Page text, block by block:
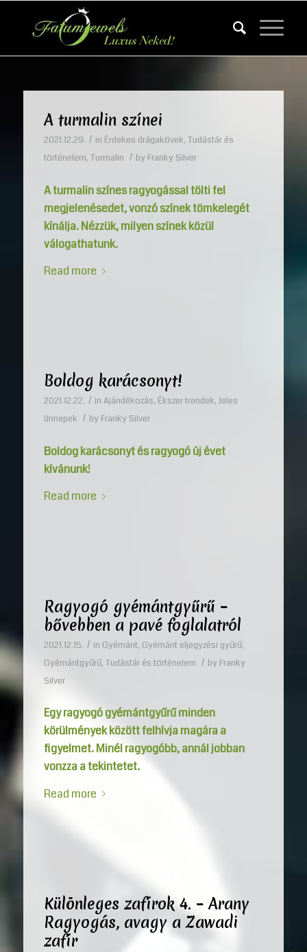
A turmalin színei
2021.12.29. / in Érdekes drágakövek, Tudástár és
történelem, Turmalin / by Franky Silver
A turmalin színes ragyogással tölti fel
megjelenésedet, vonzó színek tömkelegét
kínálja. Nézzük, milyen színek közül
válogathatunk.
Read more
Boldog karácsonyt!
2021.12.22. / in Ajándékozás, Ékszer trendek, Jeles
ünnepek / by Franky Silver
Boldog karácsonyt és ragyogó új évet
kívánunk!
Read more
Ragyogó gyémántgyűrű –
bővebben a pavé foglalatról
2021.12.15. / in Gyémánt, Gyémánt eljegyzési gyűrű,
Gyémántgyűrű, Tudástár és történelem / by Franky
Silver
Egy ragyogó gyémántgyűrű minden
körülmények között felhívja magára a
figyelmet. Minél ragyogóbb, annál jobban
vonzza a tekintetet.
Read more
Különleges zafírok 4. – Arany
Ragyogás, avagy a Zawadi
zafír